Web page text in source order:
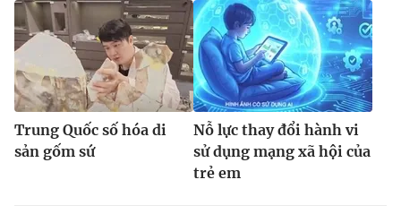
Trung Quốc số hóa di
sản gốm sứ
Nỗ lực thay đổi hành vi
sử dụng mạng xã hội của
trẻ em